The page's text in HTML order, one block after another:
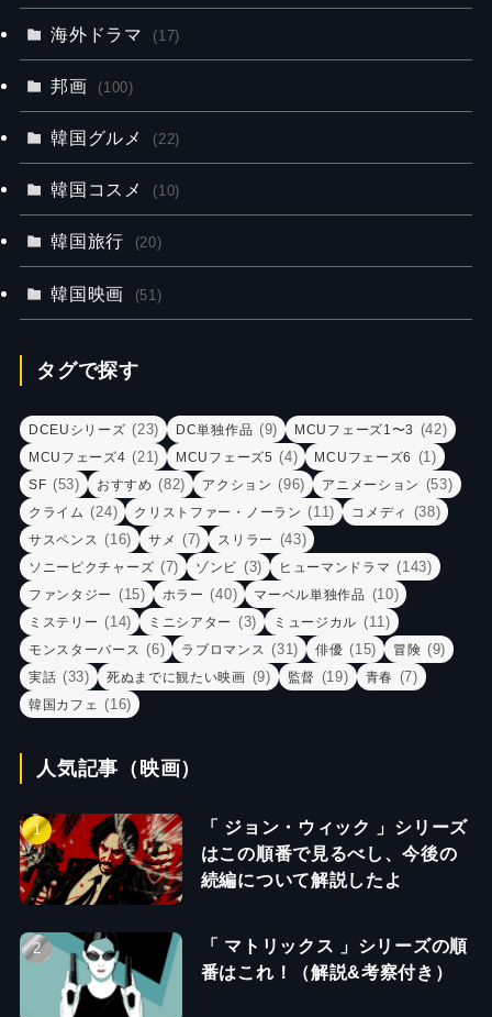
海外ドラマ (17)
邦画 (100)
韓国グルメ (22)
韓国コスメ (10)
韓国旅行 (20)
韓国映画 (51)
タグで探す
DCEUシリーズ (23) DC単独作品 (9) MCUフェーズ1〜3 (42)
MCUフェーズ4 (21) MCUフェーズ5 (4) MCUフェーズ6 (1)
SF (53) おすすめ (82) アクション (96) アニメーション (53)
クライム (24) クリストファー・ノーラン (11) コメディ (38)
サスペンス (16) サメ (7) スリラー (43)
ソニーピクチャーズ (7) ゾンビ (3) ヒューマンドラマ (143)
ファンタジー (15) ホラー (40) マーベル単独作品 (10)
ミステリー (14) ミニシアター (3) ミュージカル (11)
モンスターバース (6) ラブロマンス (31) 俳優 (15) 冒険 (9)
実話 (33) 死ぬまでに観たい映画 (9) 監督 (19) 青春 (7)
韓国カフェ (16)
人気記事（映画）
「 ジョン・ウィック 」シリーズ
はこの順番で見るべし、今後の
続編について解説したよ
「 マトリックス 」シリーズの順
番はこれ！（解説&考察付き）